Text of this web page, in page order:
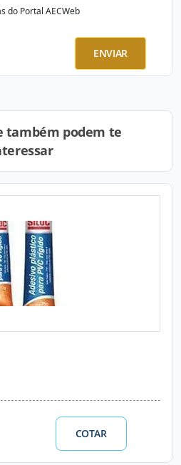
do Portal AECWeb
ENVIAR
também podem te
COTAR